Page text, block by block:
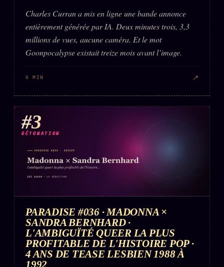
Récents
À la une
Recherche ⌕
Soumettre un tip
Presse
Business
FAQ
Corrections · Erratum
llms.txt
Charles Curran a mis en ligne une bande annonce
entièrement générée par IA. Deux minutes trois, 3,3
millions de vues, aucune caméra. Et le mot
Goonpocalypse existait treize mois avant l’image.
6 MIN ↗
#3
DÉTONATION
PARADISE #036 · MADONNA ×
SANDRA BERNHARD ·
L'AMBIGUÏTÉ QUEER LA PLUS
PROFITABLE DE L'HISTOIRE POP ·
4 ANS DE TEASE LESBIEN 1988 À
1992